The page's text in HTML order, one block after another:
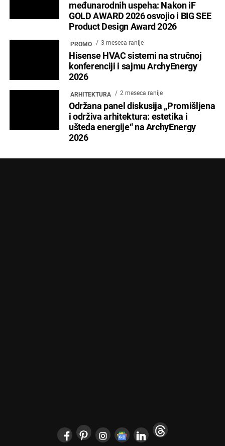
međunarodnih uspeha: Nakon iF
GOLD AWARD 2026 osvojio i BIG SEE
Product Design Award 2026
PROMO 3 meseca ranije
Hisense HVAC sistemi na stručnoj
konferenciji i sajmu ArchyEnergy
2026
ARHITEKTURA 2 meseca ranije
Održana panel diskusija „Promišljena
i održiva arhitektura: estetika i
ušteda energije“ na ArchyEnergy
2026
POSLOVNI ADRESAR
O NAMA PRETPLATA